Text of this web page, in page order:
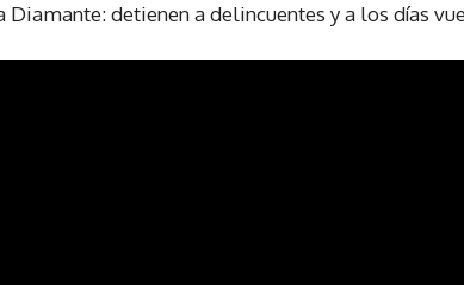
Diamante: detienen a delincuentes y a los días